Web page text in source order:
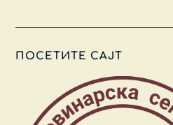
ПОСЕТИТЕ САЈТ